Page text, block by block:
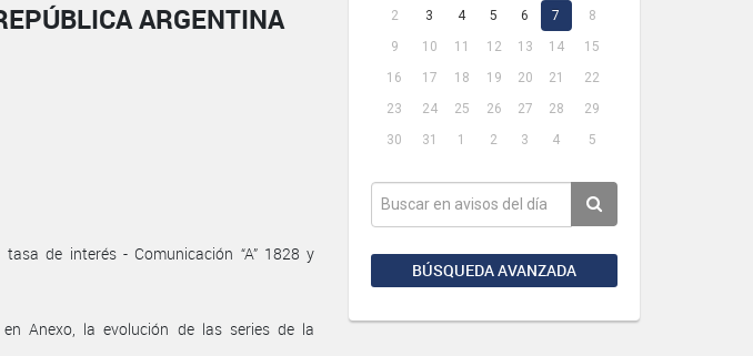
2
3 4 5 6 7
8
9
10 11 12 13 14
15
16
17 18 19 20 21
22
23
24 25 26 27 28
29
30
31 1 2 3 4 5
BÚSQUEDA AVANZADA
ARGENTINA
de interés - Comunicación “A” 1828 y
Anexo, la evolución de las series de la